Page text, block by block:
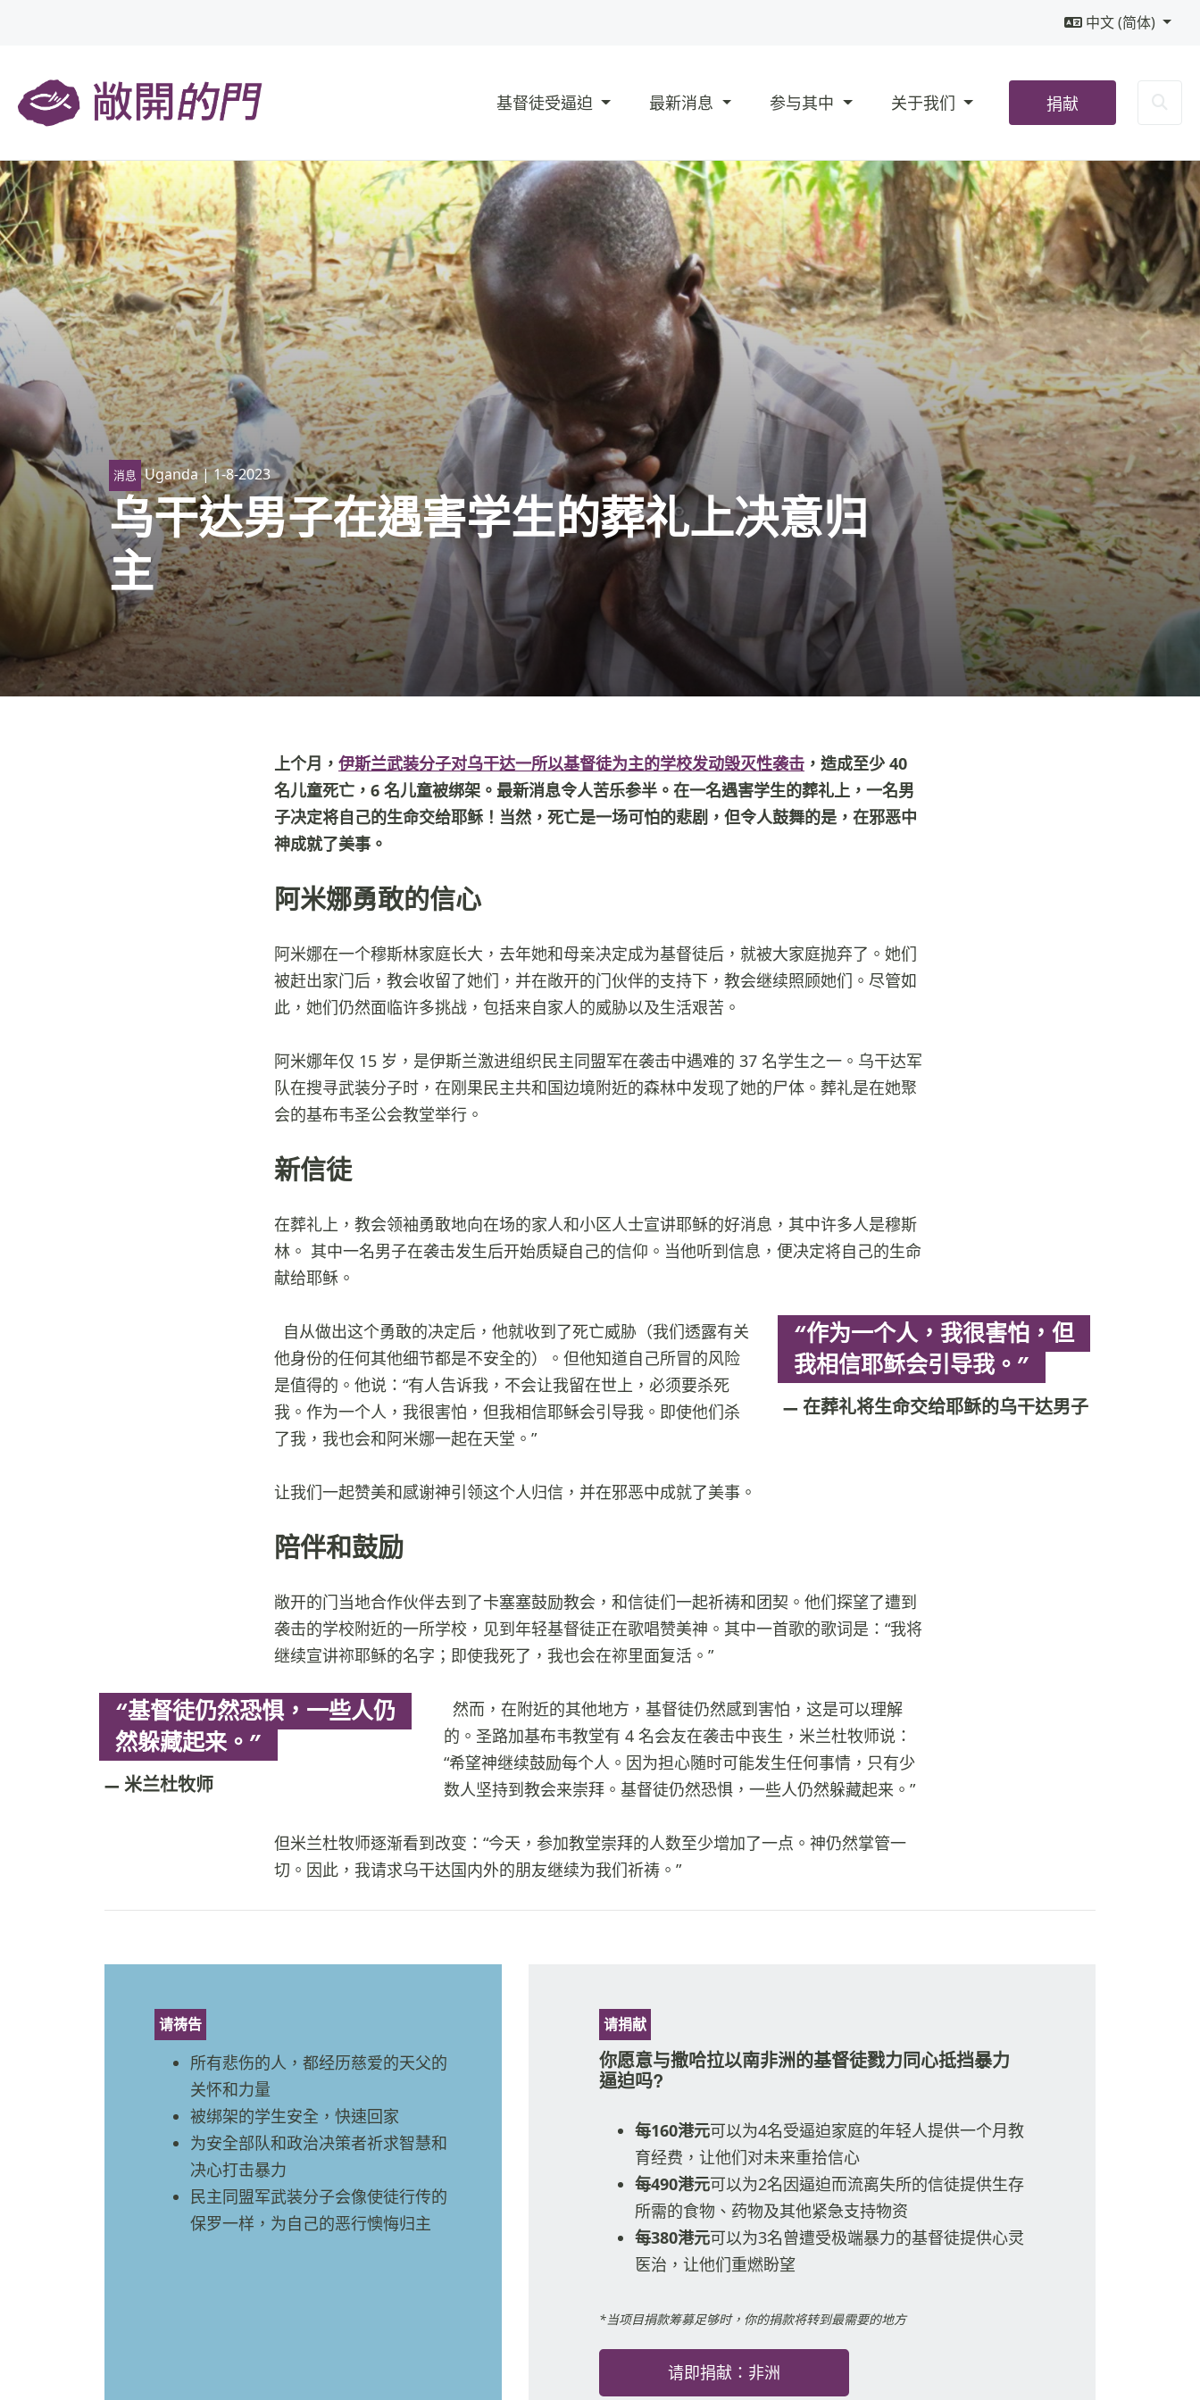
中文 (简体)
基督徒受逼迫 最新消息 参与其中 关于我们 捐献
消息 Uganda| 1-8-2023
乌干达男子在遇害学生的葬礼上决意归
主
上个月， 伊斯兰武装分子对乌干达一所以基督徒为主的学校发动毁灭性袭击 ，造成至少 40
名儿童死亡，6 名儿童被绑架。最新消息令人苦乐参半。在一名遇害学生的葬礼上，一名男
子决定将自己的生命交给耶稣！当然，死亡是一场可怕的悲剧，但令人鼓舞的是，在邪恶中
神成就了美事。
阿米娜勇敢的信心
阿米娜在一个穆斯林家庭长大，去年她和母亲决定成为基督徒后，就被大家庭抛弃了。她们
被赶出家门后，教会收留了她们，并在敞开的门伙伴的支持下，教会继续照顾她们。尽管如
此，她们仍然面临许多挑战，包括来自家人的威胁以及生活艰苦。
阿米娜年仅 15 岁，是伊斯兰激进组织民主同盟军在袭击中遇难的 37 名学生之一。乌干达军
队在搜寻武装分子时，在刚果民主共和国边境附近的森林中发现了她的尸体。葬礼是在她聚
会的基布韦圣公会教堂举行。
新信徒
在葬礼上，教会领袖勇敢地向在场的家人和小区人士宣讲耶稣的好消息，其中许多人是穆斯
林。 其中一名男子在袭击发生后开始质疑自己的信仰。当他听到信息，便决定将自己的生命
献给耶稣。
“作为一个人，我很害怕，但
我相信耶稣会引导我。”
在葬礼将生命交给耶稣的乌干达男子
自从做出这个勇敢的决定后，他就收到了死亡威胁（我们透露有关
他身份的任何其他细节都是不安全的）。但他知道自己所冒的风险
是值得的。他说：“有人告诉我，不会让我留在世上，必须要杀死
我。作为一个人，我很害怕，但我相信耶稣会引导我。即使他们杀
了我，我也会和阿米娜一起在天堂。”
让我们一起赞美和感谢神引领这个人归信，并在邪恶中成就了美事。
陪伴和鼓励
敞开的门当地合作伙伴去到了卡塞塞鼓励教会，和信徒们一起祈祷和团契。他们探望了遭到
袭击的学校附近的一所学校，见到年轻基督徒正在歌唱赞美神。其中一首歌的歌词是：“我将
继续宣讲祢耶稣的名字；即使我死了，我也会在祢里面复活。”
“基督徒仍然恐惧，一些人仍
然躲藏起来。”
米兰杜牧师
然而，在附近的其他地方，基督徒仍然感到害怕，这是可以理解
的。圣路加基布韦教堂有 4 名会友在袭击中丧生，米兰杜牧师说：
“希望神继续鼓励每个人。因为担心随时可能发生任何事情，只有少
数人坚持到教会来崇拜。基督徒仍然恐惧，一些人仍然躲藏起来。”
但米兰杜牧师逐渐看到改变：“今天，参加教堂崇拜的人数至少增加了一点。神仍然掌管一
切。因此，我请求乌干达国内外的朋友继续为我们祈祷。”
请祷告
所有悲伤的人，都经历慈爱的天父的
关怀和力量
被绑架的学生安全，快速回家
为安全部队和政治决策者祈求智慧和
决心打击暴力
民主同盟军武装分子会像使徒行传的
保罗一样，为自己的恶行懊悔归主
请捐献
你愿意与撒哈拉以南非洲的基督徒戮力同心抵挡暴力
逼迫吗?
每160港元可以为4名受逼迫家庭的年轻人提供一个月教
育经费，让他们对未来重拾信心
每490港元可以为2名因逼迫而流离失所的信徒提供生存
所需的食物、药物及其他紧急支持物资
每380港元可以为3名曾遭受极端暴力的基督徒提供心灵
医治，让他们重燃盼望
*当项目捐款筹募足够时，你的捐款将转到最需要的地方
请即捐献：非洲